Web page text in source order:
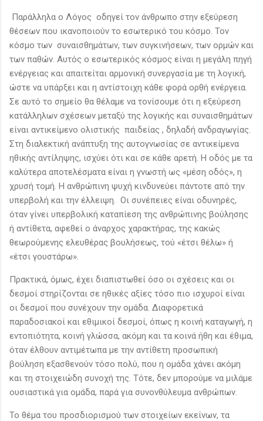
Παράλληλα ο Λόγος οδηγεί τον άνθρωπο στην εξεύρεση
θέσεων που ικανοποιούν το εσωτερικό του κόσμο. Τον
κόσμο των συναισθημάτων, των συγκινήσεων, των ορμών και
των παθών. Αυτός ο εσωτερικός κόσμος είναι η μεγάλη πηγή
ενέργειας και απαιτείται αρμονική συνεργασία με τη λογική,
ώστε να υπάρξει και η αντίστοιχη κάθε φορά ορθή ενέργεια.
Σε αυτό το σημείο θα θέλαμε να τονίσουμε ότι η εξεύρεση
κατάλληλων σχέσεων μεταξύ της λογικής και συναισθημάτων
είναι αντικείμενο ολιστικής παιδείας , δηλαδή ανδραγωγίας.
Στη διαλεκτική ανάπτυξη της αυτογνωσίας σε αντικείμενα
ηθικής αντίληψης, ισχύει ότι και σε κάθε αρετή. Η οδός με τα
καλύτερα αποτελέσματα είναι η γνωστή ως «μέση οδός», η
χρυσή τομή. Η ανθρώπινη ψυχή κινδυνεύει πάντοτε από την
υπερβολή και την έλλειψη. Οι συνέπειες είναι οδυνηρές,
όταν γίνει υπερβολική καταπίεση της ανθρώπινης βούλησης
ή αντίθετα, αφεθεί ο άναρχος χαρακτήρας, της κακώς
θεωρούμενης ελευθέρας βουλήσεως, τού «έτσι θέλω» ή
«έτσι γουστάρω».
Πρακτικά, όμως, έχει διαπιστωθεί όσο οι σχέσεις και οι
δεσμοί στηρίζονται σε ηθικές αξίες τόσο πιο ισχυροί είναι
οι δεσμοί που συνέχουν την ομάδα. Διαφορετικά
παραδοσιακοί και εθιμικοί δεσμοί, όπως η κοινή καταγωγή, η
εντοπιότητα, κοινή γλώσσα, ακόμη και τα κοινά ήθη και έθιμα,
όταν έλθουν αντιμέτωπα με την αντίθετη προσωπική
βούληση εξασθενούν τόσο πολύ, που η ομάδα χάνει ακόμη
και τη στοιχειώδη συνοχή της. Τότε, δεν μπορούμε να μιλάμε
ουσιαστικά για ομάδα, παρά για συνονθύλευμα ανθρώπων.
Το θέμα του προσδιορισμού των στοιχείων εκείνων, τα